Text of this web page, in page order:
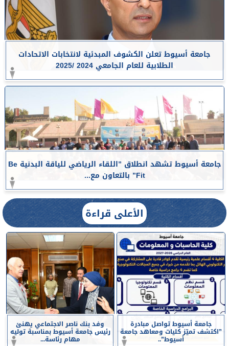
جامعة أسيوط تعلن الكشوف المبدئية لانتخابات الاتحادات
الطلابية للعام الجامعي 2024 /2025
جامعة أسيوط تشهد انطلاق ”اللقاء الرياضي للياقة البدنية Be
Fit” بالتعاون مع...
الأعلى قراءة
جامعة أسيوط تواصل مبادرة
”اكتشف تميّز كليات ومعاهد جامعة
أسيوط”..
وفد بنك ناصر الاجتماعي يهنئ
رئيس جامعة أسيوط بمناسبة توليه
مهام رئاسة...